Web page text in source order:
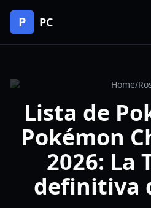
P PC
Home/
Lista de
Pokémon
2026: La
definitiva